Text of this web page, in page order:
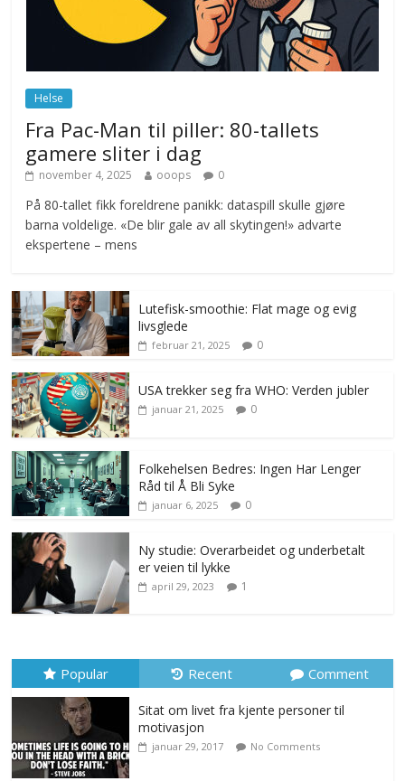
Norge innfører nullvisjon for nedbør
juni 23, 2026 No Comments
Helse
Fra Pac-Man til piller: 80-tallets
gamere sliter i dag
november 4, 2025 ooops 0
På 80-tallet fikk foreldrene panikk: dataspill skulle gjøre
barna voldelige. «De blir gale av all skytingen!» advarte
ekspertene – mens
Lutefisk-smoothie: Flat mage og evig
livsglede
februar 21, 2025 0
USA trekker seg fra WHO: Verden jubler
januar 21, 2025 0
Folkehelsen Bedres: Ingen Har Lenger
Råd til Å Bli Syke
januar 6, 2025 0
Ny studie: Overarbeidet og underbetalt
er veien til lykke
april 29, 2023 1
Popular Recent Comment
Sitat om livet fra kjente personer til
motivasjon
januar 29, 2017 No Comments